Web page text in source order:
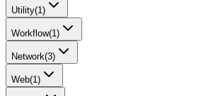
Utility(1)
Workflow(1)
Network(3)
Web(1)